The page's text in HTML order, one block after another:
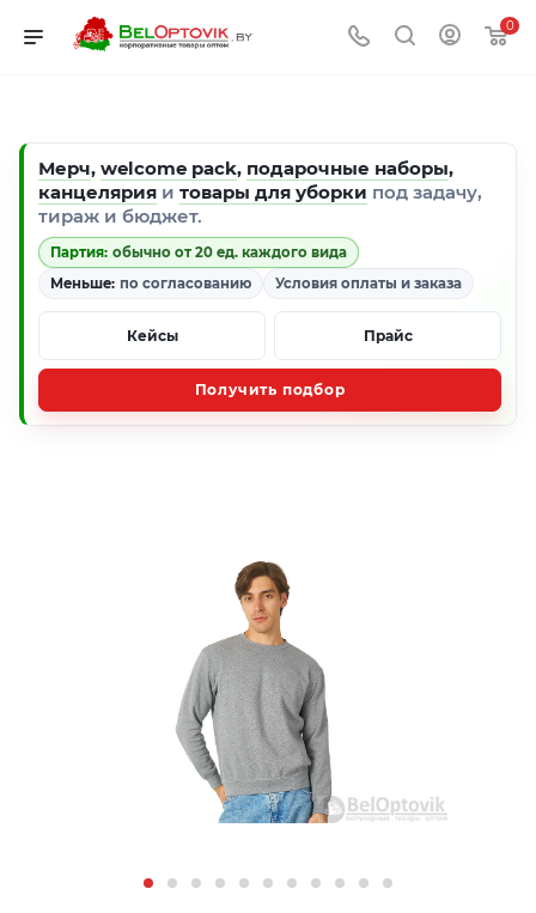
0
Мерч, welcome pack, подарочные наборы,
канцелярия и товары для уборки под задачу,
тираж и бюджет.
Партия: обычно от 20 ед. каждого вида
Меньше: по согласованию Условия оплаты и заказа
Кейсы Прайс
Получить подбор